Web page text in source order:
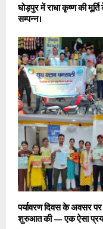
घोड़पुर में राधा कृष्ण की
सम्पन्न।
पर्यावरण दिवस के अवसर
शुरुआत की — एक ऐसा